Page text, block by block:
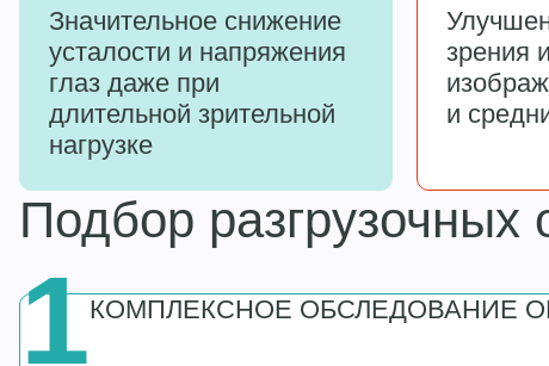
Значительное снижение
усталости и напряжения
глаз даже при
длительной зрительной
нагрузке
зрения
и
Подбор разгрузочных
1КОМПЛЕКСНОЕ ОБСЛЕДОВАНИЕ